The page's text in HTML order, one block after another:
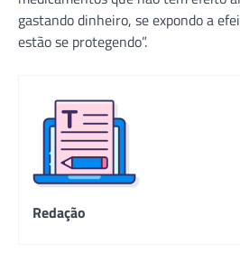
gastando dinheiro, se expondo a
estão se protegendo”.
Redação